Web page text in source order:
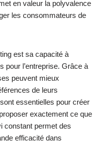
en valeur la polyvalence
les consommateurs de
est sa capacité à
pour l’entreprise. Grâce à
peuvent mieux
de leurs
essentielles pour créer
exactement ce que
constant permet des
efficacité dans